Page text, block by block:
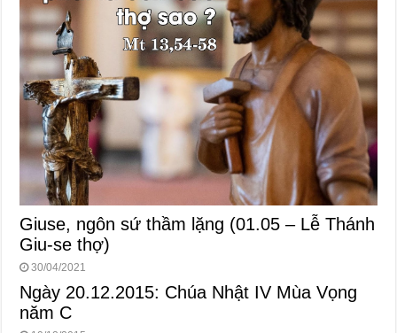
Giuse, ngôn sứ thầm lặng (01.05 – Lễ Thánh
Giu-se thợ)
30/04/2021
Ngày 20.12.2015: Chúa Nhật IV Mùa Vọng
năm C